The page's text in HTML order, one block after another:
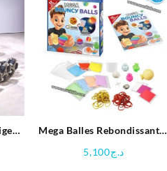
Mega Balles Rebondissantes
د.ج5,100